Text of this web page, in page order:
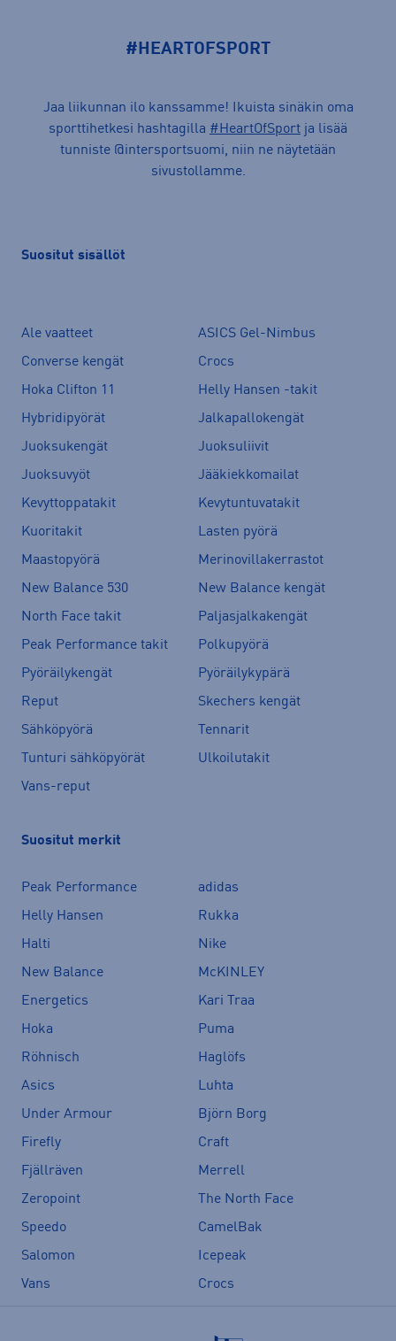
#HEARTOFSPORT
Jaa liikunnan ilo kanssamme! Ikuista sinäkin oma
sporttihetkesi hashtagilla #HeartOfSport ja lisää
tunniste @intersportsuomi, niin ne näytetään
sivustollamme.
Suositut sisällöt
Ale vaatteet
ASICS Gel-Nimbus
Converse kengät
Crocs
Hoka Clifton 11
Helly Hansen -takit
Hybridipyörät
Jalkapallokengät
Juoksukengät
Juoksuliivit
Juoksuvyöt
Jääkiekkomailat
Kevyttoppatakit
Kevytuntuvatakit
Kuoritakit
Lasten pyörä
Maastopyörä
Merinovillakerrastot
New Balance 530
New Balance kengät
North Face takit
Paljasjalkakengät
Peak Performance takit
Polkupyörä
Pyöräilykengät
Pyöräilykypärä
Reput
Skechers kengät
Sähköpyörä
Tennarit
Tunturi sähköpyörät
Ulkoilutakit
Vans-reput
Suositut merkit
Peak Performance
adidas
Helly Hansen
Rukka
Halti
Nike
New Balance
McKINLEY
Energetics
Kari Traa
Hoka
Puma
Röhnisch
Haglöfs
Asics
Luhta
Under Armour
Björn Borg
Firefly
Craft
Fjällräven
Merrell
Zeropoint
The North Face
Speedo
CamelBak
Salomon
Icepeak
Vans
Crocs